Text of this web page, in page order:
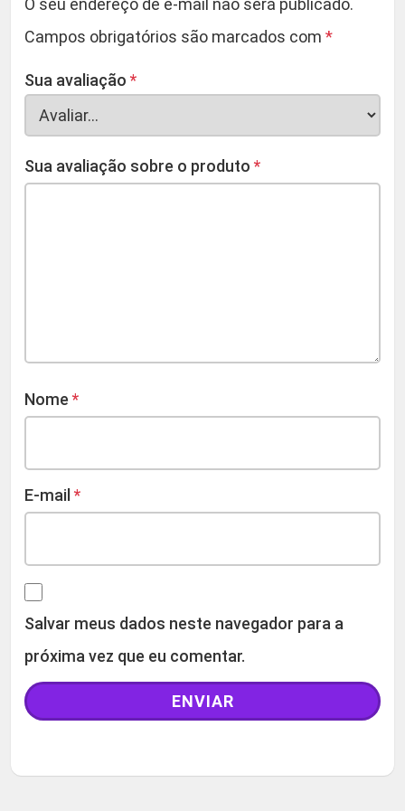
O seu endereço de e-mail não será publicado.
Campos obrigatórios são marcados com *
Sua avaliação *
Sua avaliação sobre o produto *
Nome *
E-mail *
Salvar meus dados neste navegador para a
próxima vez que eu comentar.